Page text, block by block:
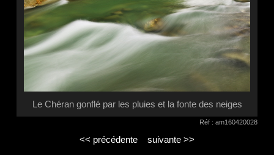
Le Chéran gonflé par les pluies et la fonte des neiges
Réf : am160420028
<< précédente suivante >>